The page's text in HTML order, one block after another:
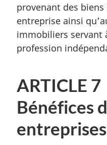
provenant des
entreprise ainsi
immobiliers servant
profession
ARTICLE 7
Bénéfices
entreprises